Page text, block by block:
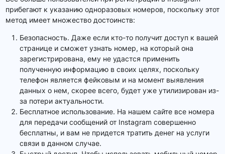
прибегают к указанию одноразовых номеров, поскольку этот
метод имеет множество достоинств:
Безопасность. Даже если кто-то получит доступ к вашей
странице и сможет узнать номер, на который она
зарегистрирована, ему не удастся применить
полученную информацию в своих целях, поскольку
телефон является фейковым и на момент выявления
данных о нем, скорее всего, будет уже утилизирован из-
за потери актуальности.
Бесплатное использование. На нашем сайте все номера
для передачи сообщений от Instagram совершенно
бесплатны, и вам не придется тратить денег на услуги
связи в данном случае.